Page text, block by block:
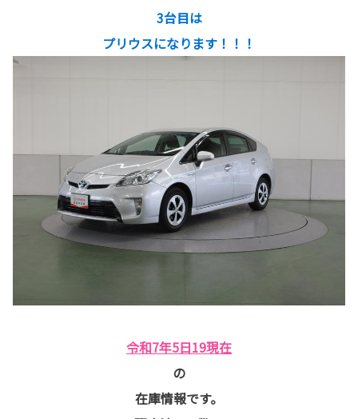
3台目は
プリウスになります！！！
令和7年5日19現在
の
在庫情報です。